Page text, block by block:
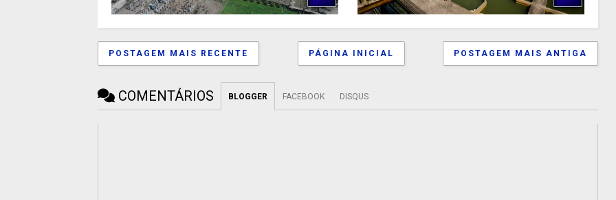
POSTAGEM MAIS RECENTE POSTAGEM MAIS ANTIGA
PÁGINA INICIAL
COMENTÁRIOS BLOGGER FACEBOOK DISQUS